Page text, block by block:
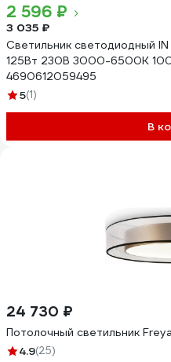
2 596 ₽
3 035 ₽
Светильник светодиодный IN
125Вт 230В 3000-6500K
4690612059495
5(1)
В
24 730 ₽
Потолочный светильник
4.9(25)